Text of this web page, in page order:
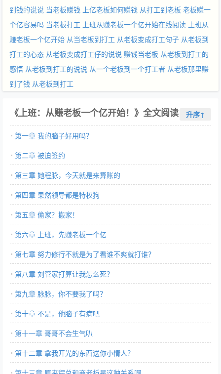
到钱的说说 当老板赚钱 上亿老板如何赚钱 从打工到老板 老板赚一
个亿容易吗 当老板打工 上班从赚老板一个亿开始在线阅读 上班从
赚老板一个亿开始 从当老板到打工 从老板变成打工句子 从老板到
打工的心态 从老板变成打工仔的说说 赚钱当老板 从老板到打工的
感悟 从老板到打工的说说 从一个老板到一个打工者 从老板那里赚
到了钱 从老板到打工
《上班：从赚老板一个亿开始！》全文阅读 升序↑
第一章 我的脑子好用吗？
第二章 被迫签约
第三章 她程脉，今天就是来算账的
第四章 果然领导都是特权狗
第五章 偷家？搬家！
第六章 上班，先赚老板一个亿
第七章 努力修行不就是为了看谁不爽就打谁？
第八章 刘管家打算让我怎么死？
第九章 脉脉，你不要我了吗？
第十章 不是，他脑子有病吧
第十一章 哥哥不会生气叭
第十二章 拿我开光的东西送你小情人？